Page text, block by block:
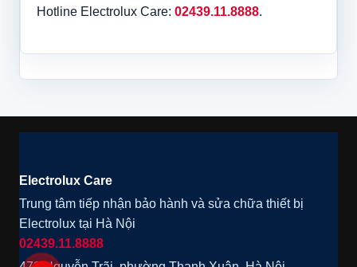
Hotline Electrolux Care: 02439.11.8888.
Electrolux Care
Trung tâm tiếp nhận bảo hành và sửa chữa thiết bị
Electrolux tại Hà Nội
02439.11.8888